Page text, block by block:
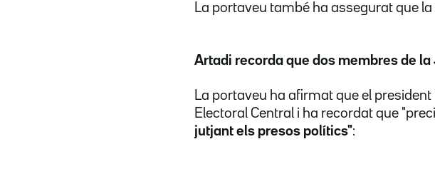
La portaveu també ha assegurat que
Artadi recorda que dos membres de
La portaveu ha afirmat que el
Electoral Central i ha recordat que
jutjant els presos polítics":